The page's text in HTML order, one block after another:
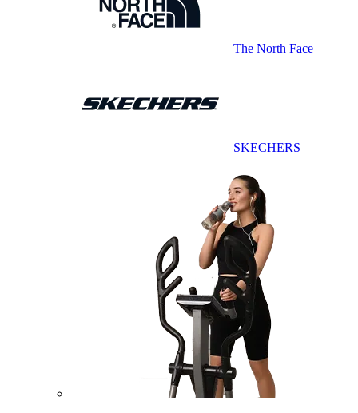
The North Face
SKECHERS